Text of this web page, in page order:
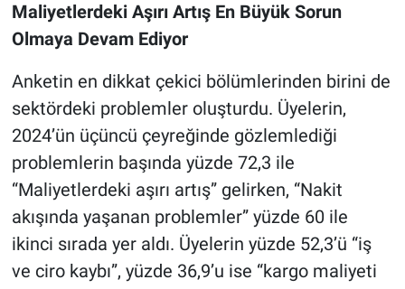
Maliyetlerdeki Aşırı Artış En Büyük Sorun
Olmaya Devam Ediyor
Anketin en dikkat çekici bölümlerinden birini de
sektördeki problemler oluşturdu. Üyelerin,
2024’ün üçüncü çeyreğinde gözlemlediği
problemlerin başında yüzde 72,3 ile
“Maliyetlerdeki aşırı artış” gelirken, “Nakit
akışında yaşanan problemler” yüzde 60 ile
ikinci sırada yer aldı. Üyelerin yüzde 52,3’ü “iş
ve ciro kaybı”, yüzde 36,9’u ise “kargo maliyeti